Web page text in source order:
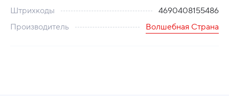
Штрихкоды
4690408155486
Производитель
Волшебная Страна